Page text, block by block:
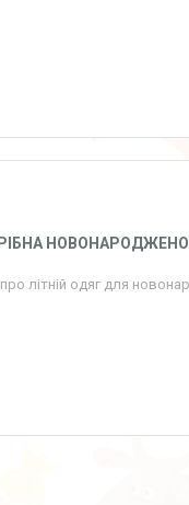
літній одяг для